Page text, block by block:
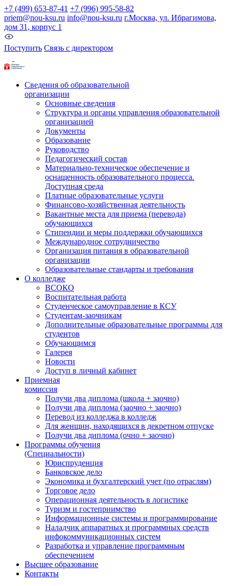
+7 (499) 653-87-41 +7 (996) 995-58-82
priem@nou-ksu.ru info@nou-ksu.ru г.Москва, ул. Ибрагимова,
дом 31, корпус 1
Поступить Связь с директором
Сведения об образовательной
организации
Основные сведения
Структура и органы управления образовательной
организацией
Документы
Образование
Руководство
Педагогический состав
Материально-техническое обеспечение и
оснащенность образовательного процесса.
Доступная среда
Платные образовательные услуги
Финансово-хозяйственная деятельность
Вакантные места для приема (перевода)
обучающихся
Стипендии и меры поддержки обучающихся
Международное сотрудничество
Организация питания в образовательной
организации
Образовательные стандарты и требования
О колледже
ВСОКО
Воспитательная работа
Студенческое самоуправление в КСУ
Студентам-заочникам
Дополнительные образовательные программы для
студентов
Обучающимся
Галерея
Новости
Доступ в личный кабинет
Приемная
комиссия
Получи два диплома (школа + заочно)
Получи два диплома (заочно + заочно)
Перевод из колледжа в колледж
Для женщин, находящихся в декретном отпуске
Получи два диплома (очно + заочно)
Программы обучения
(Специальности)
Юриспруденция
Банковское дело
Экономика и бухгалтерский учет (по отраслям)
Торговое дело
Операционная деятельность в логистике
Туризм и гостеприимство
Информационные системы и программирование
Наладчик аппаратных и программных средств
инфокоммуникационных систем
Разработка и управление программным
обеспечением
Высшее образование
Контакты